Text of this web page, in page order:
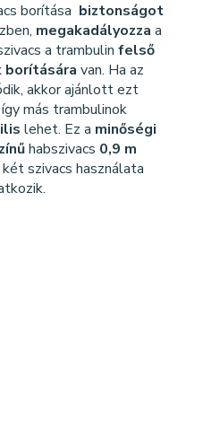
borítása biztonságot
megakadályozza a
a trambulin felső
borítására van. Ha az
akkor ajánlott ezt
így más trambulinok
lehet. Ez a minőségi
habszivacs 0,9 m
szivacs használata